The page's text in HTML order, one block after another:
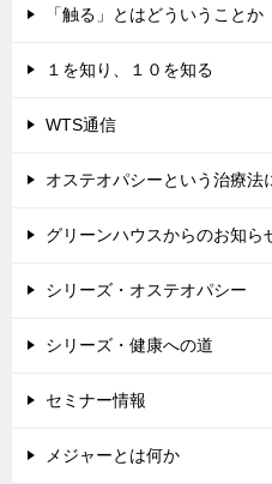
「触る」とはどういうことか
１を知り、１０を知る
WTS通信
オステオパシーという治療法
グリーンハウスからのお知ら
シリーズ・オステオパシー
シリーズ・健康への道
セミナー情報
メジャーとは何か